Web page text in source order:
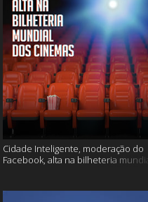
Cidade Inteligente, moderação do
Facebook, alta na bilheteria mundial